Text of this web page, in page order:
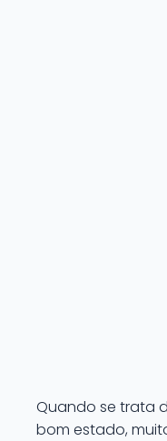
Quando se trata
bom estado,